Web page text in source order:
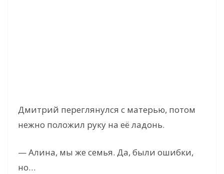
Дмитрий переглянулся с матерью, потом
нежно положил руку на её ладонь.
— Алина, мы же семья. Да, были ошибки,
но…